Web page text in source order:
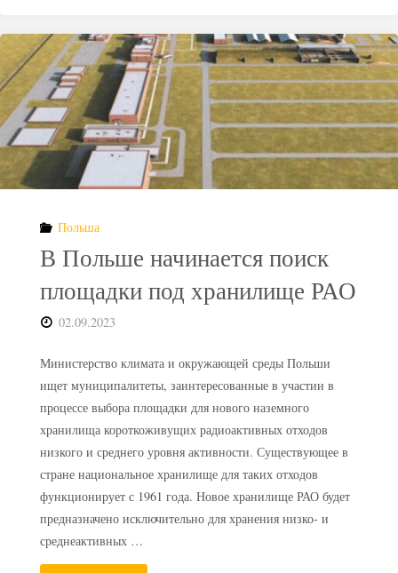
ищут
место
под
хранилище
радиоактивных
Польша
В Польше начинается поиск
площадки под хранилище РАО
02.09.2023
Министерство климата и окружающей среды Польши
ищет муниципалитеты, заинтересованные в участии в
процессе выбора площадки для нового наземного
хранилища короткоживущих радиоактивных отходов
низкого и среднего уровня активности. Существующее в
стране национальное хранилище для таких отходов
функционирует с 1961 года. Новое хранилище РАО будет
предназначено исключительно для хранения низко- и
среднеактивных …